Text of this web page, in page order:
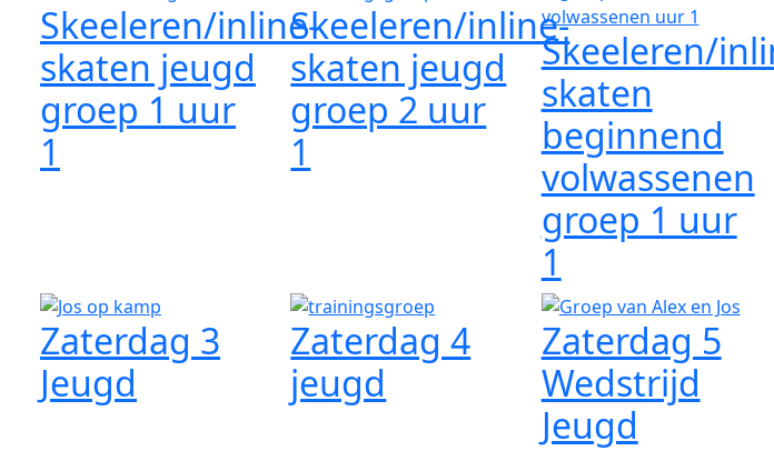
Skeeleren/inline-
skaten jeugd
groep 1 uur
1
Skeeleren/inline-
skaten jeugd
groep 2 uur
1
Skeeleren/
skaten
beginnend
volwassenen
groep 1 uur
1
Zaterdag 3
Jeugd
Zaterdag 4
jeugd
Zaterdag 5
Wedstrijd
Jeugd